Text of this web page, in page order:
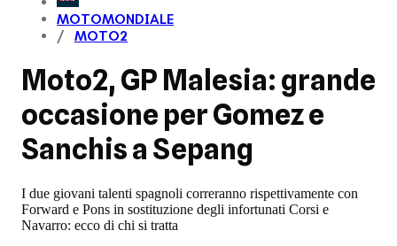
MOTOMONDIALE
MOTO2
Moto2, GP Malesia: grande
occasione per Gomez e
Sanchis a Sepang
I due giovani talenti spagnoli correranno rispettivamente con
Forward e Pons in sostituzione degli infortunati Corsi e
Navarro: ecco di chi si tratta